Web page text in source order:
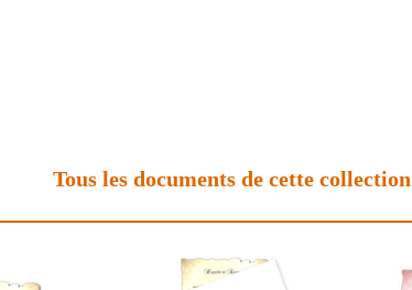
Tous les documents de cette collection